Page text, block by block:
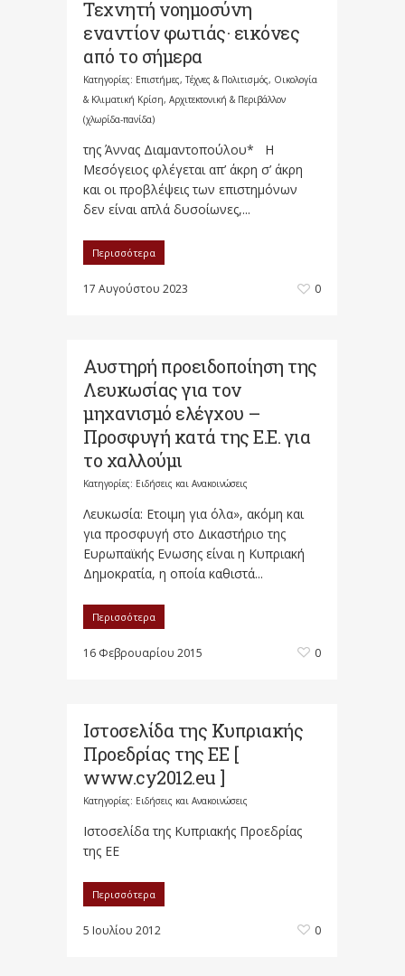
Τεχνητή νοημοσύνη
εναντίον φωτιάς· εικόνες
από το σήμερα
Κατηγορίες: Επιστήμες, Τέχνες & Πολιτισμός, Οικολογία
& Κλιματική Κρίση, Αρχιτεκτονική & Περιβάλλον
(χλωρίδα-πανίδα)
της Άννας Διαμαντοπούλου* Η
Μεσόγειος φλέγεται απ’ άκρη σ’ άκρη
και οι προβλέψεις των επιστημόνων
δεν είναι απλά δυσοίωνες,...
Περισσότερα
17 Αυγούστου 2023 0
Αυστηρή προειδοποίηση της
Λευκωσίας για τον
μηχανισμό ελέγχου –
Προσφυγή κατά της Ε.Ε. για
το χαλλούμι
Κατηγορίες: Ειδήσεις και Ανακοινώσεις
Λευκωσία: Eτοιμη για όλα», ακόμη και
για προσφυγή στο Δικαστήριο της
Ευρωπαϊκής Ενωσης είναι η Κυπριακή
Δημοκρατία, η οποία καθιστά...
Περισσότερα
16 Φεβρουαρίου 2015 0
Ιστοσελίδα της Κυπριακής
Προεδρίας της ΕΕ [
www.cy2012.eu ]
Κατηγορίες: Ειδήσεις και Ανακοινώσεις
Ιστοσελίδα της Κυπριακής Προεδρίας
της ΕΕ
Περισσότερα
5 Ιουλίου 2012 0